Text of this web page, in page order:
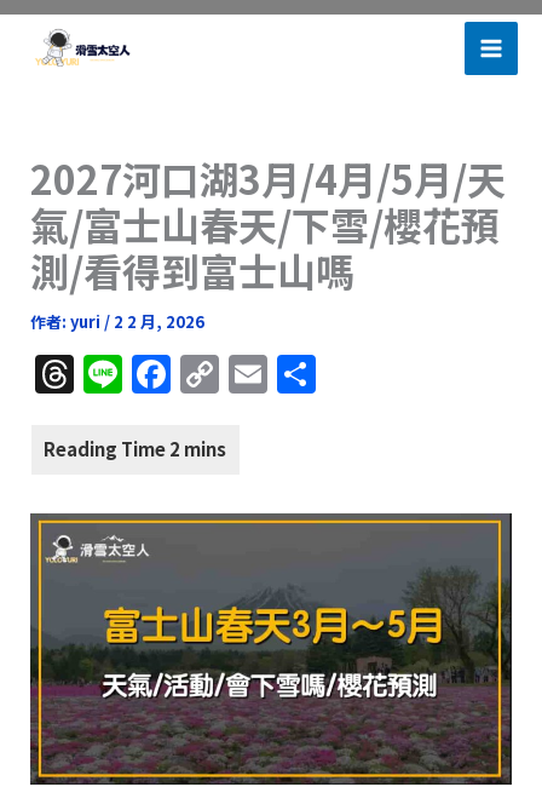
跳
2027河口湖3月/4月/5月/天
氣/富士山春天/下雪/櫻花預
測/看得到富士山嗎
作者: yuri / 2 2 月, 2026
T
h
re
d
s
Li
n
e
F
a
c
b
o
k
C
o
p
Li
k
E
m
分